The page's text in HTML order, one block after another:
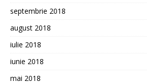
septembrie 2018
august 2018
iulie 2018
iunie 2018
mai 2018